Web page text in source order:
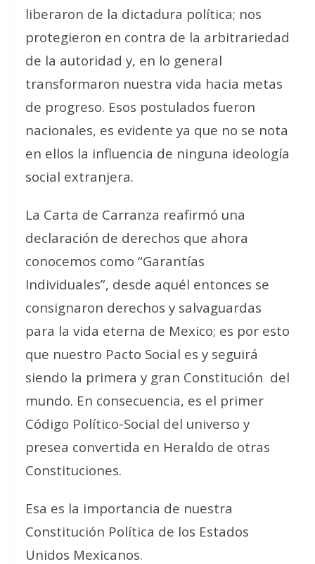
liberaron de la dictadura política; nos
protegieron en contra de la arbitrariedad
de la autoridad y, en lo general
transformaron nuestra vida hacia metas
de progreso. Esos postulados fueron
nacionales, es evidente ya que no se nota
en ellos la influencia de ninguna ideología
social extranjera.
La Carta de Carranza reafirmó una
declaración de derechos que ahora
conocemos como “Garantías
Individuales”, desde aquél entonces se
consignaron derechos y salvaguardas
para la vida eterna de Mexico; es por esto
que nuestro Pacto Social es y seguirá
siendo la primera y gran Constitución del
mundo. En consecuencia, es el primer
Código Político-Social del universo y
presea convertida en Heraldo de otras
Constituciones.
Esa es la importancia de nuestra
Constitución Política de los Estados
Unidos Mexicanos.